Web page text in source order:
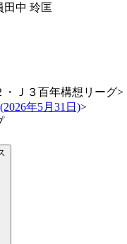
田中 玲匡
・Ｊ３百年構想リーグ>
年5月31日)>